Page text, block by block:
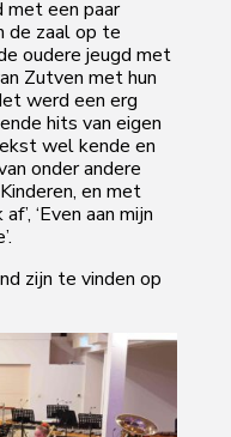
met een paar
de zaal op te
oudere jeugd met
Zutven met hun
werd een erg
hits van eigen
wel kende en
onder andere
en met
‘Even aan mijn
zijn te vinden op